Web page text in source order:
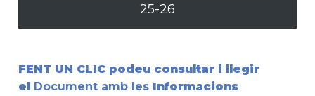
25-26
FENT UN CLIC podeu consultar i llegir
el Document amb les Informacions